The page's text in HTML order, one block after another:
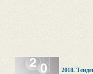
2018.